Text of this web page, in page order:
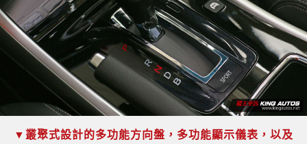
▼叢聚式設計的多功能方向盤，多功能顯示儀表，以及